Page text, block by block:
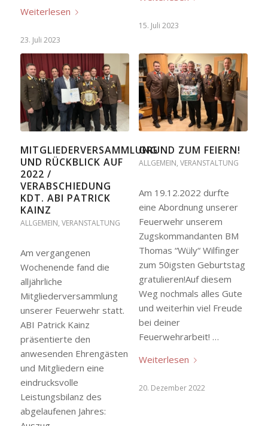
Weiterlesen
23. Juli 2023
15. Juli 2023
MITGLIEDERVERSAMMLUNG
UND RÜCKBLICK AUF
2022 /
VERABSCHIEDUNG
KDT. ABI PATRICK
KAINZ
ALLGEMEIN, VERANSTALTUNG
Am vergangenen
Wochenende fand die
alljährliche
Mitgliederversammlung
unserer Feuerwehr statt.
ABI Patrick Kainz
präsentierte den
anwesenden Ehrengästen
und Mitgliedern eine
eindrucksvolle
Leistungsbilanz des
abgelaufenen Jahres:
GRUND ZUM FEIERN!
ALLGEMEIN, VERANSTALTUNG
Am 19.12.2022 durfte
eine Abordnung unserer
Feuerwehr unserem
Zugskommandanten BM
Thomas “Wüly“ Wilfinger
zum 50igsten Geburtstag
gratulieren!Auf diesem
Weg nochmals alles Gute
und weiterhin viel Freude
bei deiner
Feuerwehrarbeit! …
Weiterlesen
20. Dezember 2022